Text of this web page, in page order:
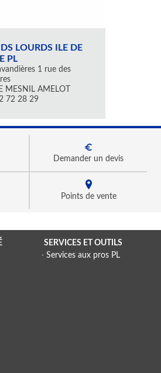
LOURDS ILE DE
PL
1 rue des
MESNIL AMELOT
72 28 29
Demander un devis
Points de vente
SERVICES ET OUTILS
Services aux pros PL